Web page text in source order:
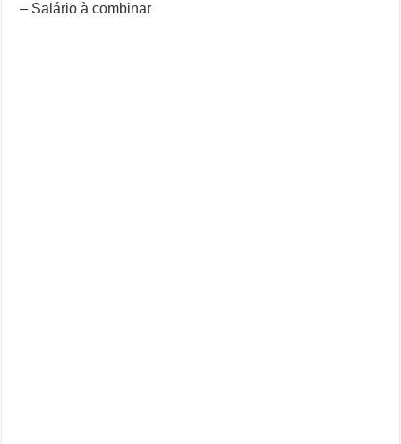
– Salário à combinar